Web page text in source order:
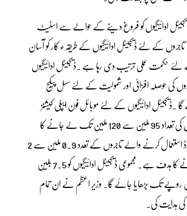
ڈیجیٹل ادائیگیوں کو فروغ دینے کے حوالے سے اسٹیٹ
کے لئے ڈیجیٹل ادائیگیوں کے طریقہء کار کو آسان
حکمت عملی ترتیب دی رہا ہے ۔ڈیجیٹل ادائیگیوں
کی حوصلہ افزائی اور شمولیت کے لئے سہل پیکج
۔ڈیجیٹل ادائیگیوں کے لئے موبائل فون ایپلی کیشنز
استعمال کرنے والوں کی تعداد 95 ملین سے 120 ملین تک لے جانے کا
ہدف ہے ۔ کیو آر کوڈ استعمال کرنے والے تاجروں کے تعدد 0.9 ملین سے 2
ملین تک لے جانے کا ہدف ہے۔ مجموعی ڈیجیٹل ادائیگیوں کو 7.5 بلین
12 بلین روپے تک بڑھایا جائے گا۔ وزیر اعظم نے ان تمام
ہدایت کی۔